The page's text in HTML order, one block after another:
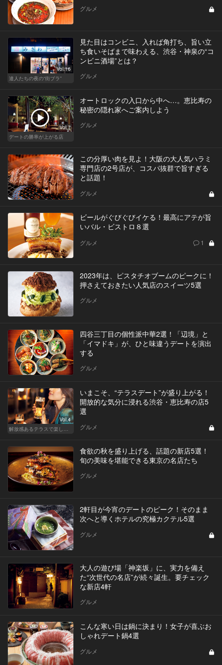
グルメ
Vol.16
達人たちの夜の“街ブラ”
見た目はコンビニ、入れば角打ち、旨い立
ち食いそばまで味わえる、渋谷・神泉の“コ
ンビニ酒場”とは？
グルメ
Vol.7
デートの勝率が上がる店
オートロックの入口から中へ…。恵比寿の
秘密の隠れ家へご案内しよう
グルメ
この分厚い肉を見よ！大阪の大人気ハラミ
専門店の2号店が、コスパ抜群で旨すぎる
と話題！
グルメ
ビールがぐびぐびイケる！最高にアテが旨
いバル・ビストロ８選
グルメ 1
2023年は、ピスタチオブームのピークに！
押さえておきたい人気店のスイーツ5選
グルメ
四谷三丁目の個性派中華2選！「辺境」と
「イマドキ」が、ひと味違うデートを演出
する
グルメ
Vol.4
いまこそ、“テラスデート”が盛り上がる！
開放的な気分に浸れる渋谷・恵比寿の店5
選
グルメ
食欲の秋を盛り上げる、話題の新店5選！
旬の美味を堪能できる東京の名店たち
グルメ
2軒目が今宵のデートのピーク！そのまま
次へと導くホテルの究極カクテル5選
グルメ
大人の遊び場「神楽坂」に、実力を備え
た“次世代の名店”が続々誕生。要チェック
な新店4軒
グルメ
こんな寒い日は鍋に決まり！女子が喜ぶお
しゃれデート鍋4選
グルメ